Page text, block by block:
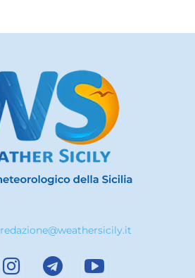
redazione@weathersicily.it